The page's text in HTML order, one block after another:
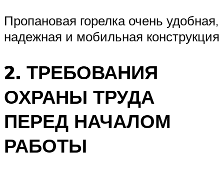
Пропановая горелка очень удобная,
надежная и мобильная конструкция
2. ТРЕБОВАНИЯ
ОХРАНЫ ТРУДА
ПЕРЕД НАЧАЛОМ
РАБОТЫ